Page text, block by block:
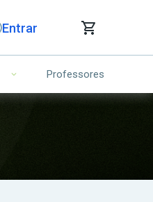
Entrar
Professores